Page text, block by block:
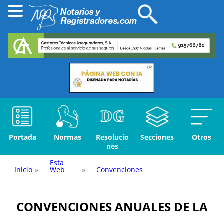
Portada Normas
Resolucio
nes
Secciones Otros
Inicio »
Esta
Web » Convenciones
CONVENCIONES ANUALES DE LA